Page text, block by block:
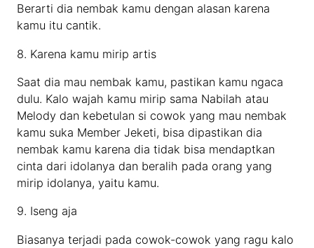
Berarti dia nembak kamu dengan alasan karena
kamu itu cantik.
8. Karena kamu mirip artis
Saat dia mau nembak kamu, pastikan kamu ngaca
dulu. Kalo wajah kamu mirip sama Nabilah atau
Melody dan kebetulan si cowok yang mau nembak
kamu suka Member Jeketi, bisa dipastikan dia
nembak kamu karena dia tidak bisa mendaptkan
cinta dari idolanya dan beralih pada orang yang
mirip idolanya, yaitu kamu.
9. Iseng aja
Biasanya terjadi pada cowok-cowok yang ragu kalo